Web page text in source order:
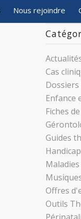
Nous rejoindre
Cas
Enfance
Fiches
Guides
Offres
Outils